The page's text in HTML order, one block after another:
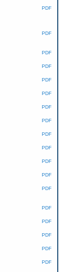
PDF
PDF
PDF
PDF
PDF
PDF
PDF
PDF
PDF
PDF
PDF
PDF
PDF
PDF
PDF
PDF
PDF
PDF